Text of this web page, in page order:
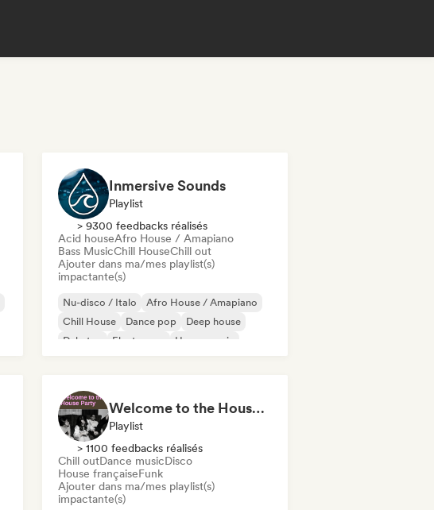
Inmersive Sounds
Playlist
> 9300 feedbacks réalisés
Acid houseAfro House / Amapiano
Bass MusicChill HouseChill out
Ajouter dans ma/mes playlist(s)
impactante(s)
Nu-disco / Italo
Afro House / Amapiano
Chill House
Dance pop
Deep house
Dubstep
Electropop House music
Welcome to the House Party
Playlist
> 1100 feedbacks réalisés
Chill outDance musicDisco
House françaiseFunk
Ajouter dans ma/mes playlist(s)
impactante(s)